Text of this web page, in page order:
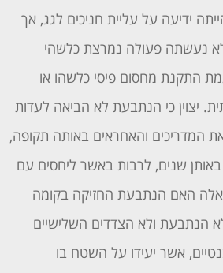
ידיעה על עליית חניכים לגג, אך
נעשתה פעולה נמרצת כלשהי
התקנת מחסום פיסי כלשהו או
יצוין כי הנתבעת לא הביאה לעדות
המדריכים והאחראים באותה תקופה,
שנים, לרבות באשר ליחסים עם
האם הנתבעת החזיקה בקומה
הנתבעת ולא הצדדים השלישיים
אשר יעידו על השטח בו